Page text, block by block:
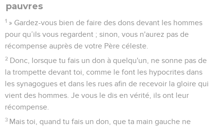
pauvres
1 » Gardez-vous bien de faire des dons devant les hommes
pour qu’ils vous regardent ; sinon, vous n'aurez pas de
récompense auprès de votre Père céleste.
2 Donc, lorsque tu fais un don à quelqu'un, ne sonne pas de
la trompette devant toi, comme le font les hypocrites dans
les synagogues et dans les rues afin de recevoir la gloire qui
vient des hommes. Je vous le dis en vérité, ils ont leur
récompense.
3 Mais toi, quand tu fais un don, que ta main gauche ne